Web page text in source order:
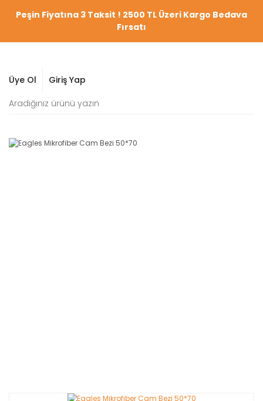
Peşin Fiyatına 3 Taksit ! 2500 TL Üzeri Kargo Bedava
Fırsatı
Üye Ol Giriş Yap